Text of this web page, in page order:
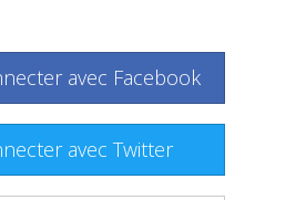
avec Facebook
avec Twitter